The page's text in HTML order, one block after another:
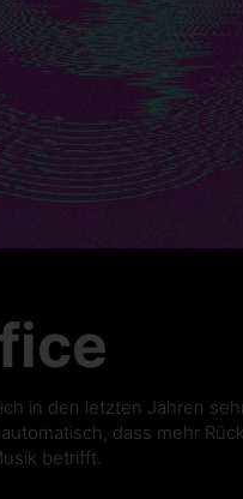
in den letzten Jahren
dass mehr
betrifft.